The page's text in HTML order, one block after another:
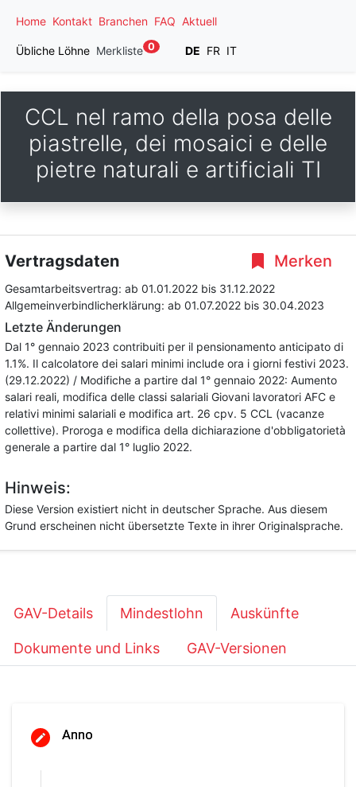
Home Kontakt Branchen FAQ Aktuell
Übliche Löhne Merkliste 0 DE FR IT
CCL nel ramo della posa delle
piastrelle, dei mosaici e delle
pietre naturali e artificiali TI
Merken
Vertragsdaten
Gesamtarbeitsvertrag: ab 01.01.2022 bis 31.12.2022
Allgemeinverbindlicherklärung: ab 01.07.2022 bis 30.04.2023
Letzte Änderungen
Dal 1° gennaio 2023 contribuiti per il pensionamento anticipato di
1.1%. Il calcolatore dei salari minimi include ora i giorni festivi 2023.
(29.12.2022) / Modifiche a partire dal 1° gennaio 2022: Aumento
salari reali, modifica delle classi salariali Giovani lavoratori AFC e
relativi minimi salariali e modifica art. 26 cpv. 5 CCL (vacanze
collettive). Proroga e modifica della dichiarazione d'obbligatorietà
generale a partire dal 1° luglio 2022.
Hinweis:
Diese Version existiert nicht in deutscher Sprache. Aus diesem
Grund erscheinen nicht übersetzte Texte in ihrer Originalsprache.
GAV-Details Mindestlohn Auskünfte
Dokumente und Links GAV-Versionen
Anno